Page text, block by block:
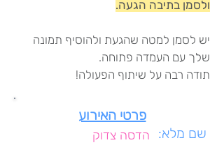
ולסמן בתיבה הגעה.
יש לסמן למטה שהגעת ולהוסיף תמונה
שלך עם העמדה פתוחה.
תודה רבה על שיתוף הפעולה!
פרטי האירוע
הדסה צדוק שם מלא: